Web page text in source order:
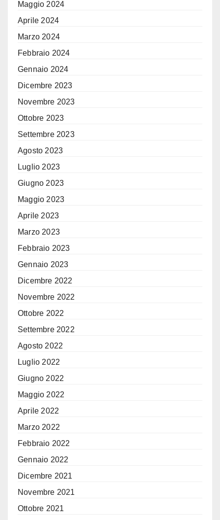
Maggio 2024
Aprile 2024
Marzo 2024
Febbraio 2024
Gennaio 2024
Dicembre 2023
Novembre 2023
Ottobre 2023
Settembre 2023
Agosto 2023
Luglio 2023
Giugno 2023
Maggio 2023
Aprile 2023
Marzo 2023
Febbraio 2023
Gennaio 2023
Dicembre 2022
Novembre 2022
Ottobre 2022
Settembre 2022
Agosto 2022
Luglio 2022
Giugno 2022
Maggio 2022
Aprile 2022
Marzo 2022
Febbraio 2022
Gennaio 2022
Dicembre 2021
Novembre 2021
Ottobre 2021